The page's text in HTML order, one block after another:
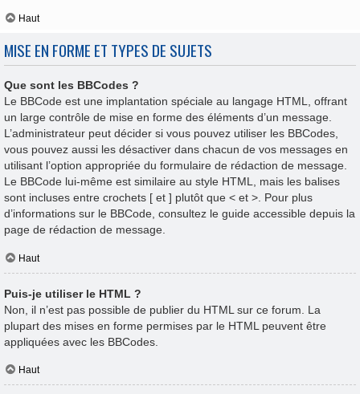
Haut
MISE EN FORME ET TYPES DE SUJETS
Que sont les BBCodes ?
Le BBCode est une implantation spéciale au langage HTML, offrant
un large contrôle de mise en forme des éléments d’un message.
L’administrateur peut décider si vous pouvez utiliser les BBCodes,
vous pouvez aussi les désactiver dans chacun de vos messages en
utilisant l’option appropriée du formulaire de rédaction de message.
Le BBCode lui-même est similaire au style HTML, mais les balises
sont incluses entre crochets [ et ] plutôt que < et >. Pour plus
d’informations sur le BBCode, consultez le guide accessible depuis la
page de rédaction de message.
Haut
Puis-je utiliser le HTML ?
Non, il n’est pas possible de publier du HTML sur ce forum. La
plupart des mises en forme permises par le HTML peuvent être
appliquées avec les BBCodes.
Haut